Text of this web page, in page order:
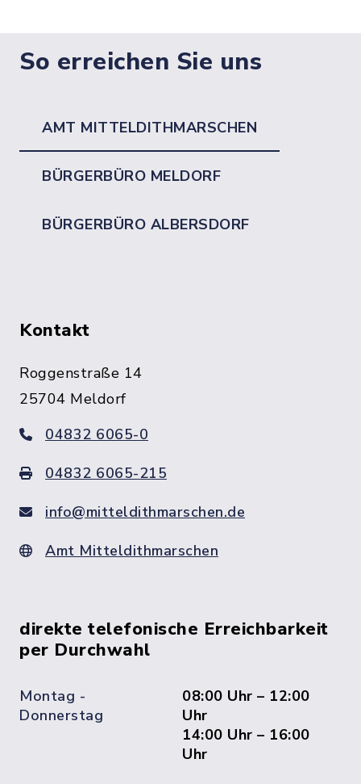
So erreichen Sie uns
AMT MITTELDITHMARSCHEN
BÜRGERBÜRO MELDORF
BÜRGERBÜRO ALBERSDORF
Kontakt
Roggenstraße 14
25704 Meldorf
04832 6065-0
04832 6065-215
info@mitteldithmarschen.de
Amt Mitteldithmarschen
direkte telefonische Erreichbarkeit
per Durchwahl
Montag -
Donnerstag
08:00 Uhr – 12:00
Uhr
14:00 Uhr – 16:00
Uhr